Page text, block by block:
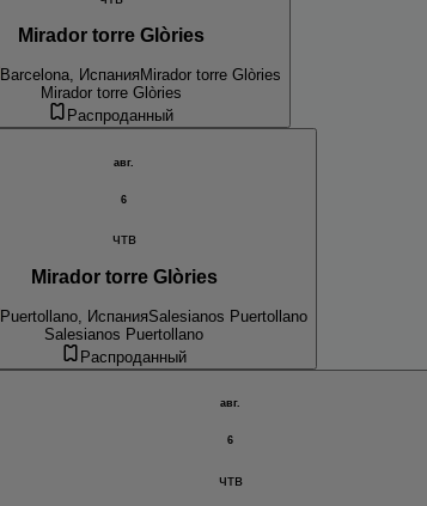
Mirador torre Glòries
Barcelona, Испания Mirador torre Glòries
Mirador torre Glòries
Распроданный
авг.
6
чтв
Mirador torre Glòries
Puertollano, ИспанияSalesianos Puertollano
Salesianos Puertollano
Распроданный
авг.
6
чтв